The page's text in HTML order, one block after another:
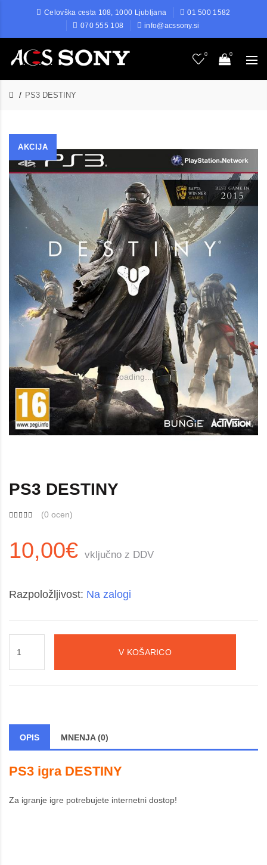
Celovška cesta 108, 1000 Ljubljana
01 500 1582
070 555 108
info@acssony.si
0 0
PS3 DESTINY
AKCIJA
Loading...
PS3 DESTINY
(0 ocen)
10,00€ vključno z DDV
Razpoložljivost: Na zalogi
V KOŠARICO
OPIS MNENJA (0)
PS3 igra DESTINY
Za igranje igre potrebujete internetni dostop!